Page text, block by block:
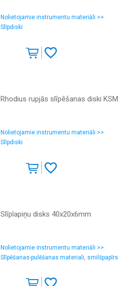
Nolietojamie instrumentu materiāli >>
Slīpdiski
Rhodius rupjās slīpēšanas diski KSM
Nolietojamie instrumentu materiāli >>
Slīpdiski
Slīplapiņu disks 40x20x6mm
Nolietojamie instrumentu materiāli >>
Slīpēšanas-pulēšanas materiali, smilšpapīrs